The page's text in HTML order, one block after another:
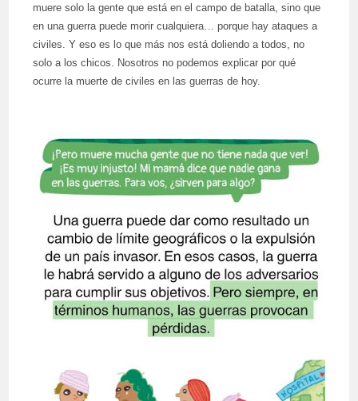
muere solo la gente que está en el campo de batalla, sino que
en una guerra puede morir cualquiera… porque hay ataques a
civiles. Y eso es lo que más nos está doliendo a todos, no
solo a los chicos. Nosotros no podemos explicar por qué
ocurre la muerte de civiles en las guerras de hoy.